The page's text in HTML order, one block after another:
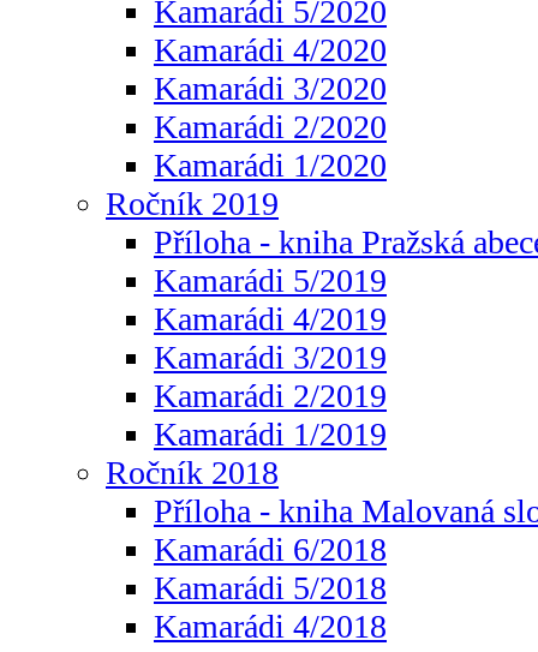
Kamarádi 5/2020
Kamarádi 4/2020
Kamarádi 3/2020
Kamarádi 2/2020
Kamarádi 1/2020
Ročník 2019
Příloha - kniha Pražská
Kamarádi 5/2019
Kamarádi 4/2019
Kamarádi 3/2019
Kamarádi 2/2019
Kamarádi 1/2019
Ročník 2018
Příloha - kniha Malovaná
Kamarádi 6/2018
Kamarádi 5/2018
Kamarádi 4/2018